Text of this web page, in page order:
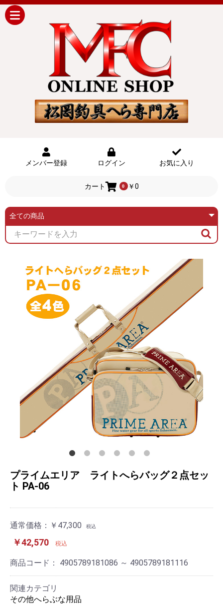
メンバー登録 ログイン お気に入り
カート 0 ￥0
プライムエリア ライトへらバッグ２点セッ
ト PA-06
通常価格： ￥47,300 税込
￥42,570 税込
商品コード： 4905789181086 ～ 4905789181116
関連カテゴリ
その他へらぶな用品